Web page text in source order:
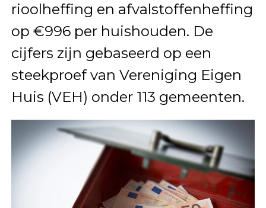
rioolheffing en afvalstoffenheffing
op €996 per huishouden. De
cijfers zijn gebaseerd op een
steekproef van Vereniging Eigen
Huis (VEH) onder 113 gemeenten.